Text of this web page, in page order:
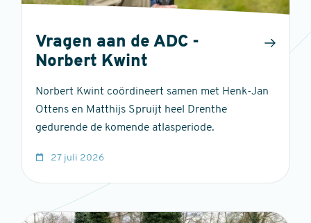
Vragen aan de ADC -
Norbert Kwint
Norbert Kwint coördineert samen met Henk-Jan
Ottens en Matthijs Spruijt heel Drenthe
gedurende de komende atlasperiode.
27 juli 2026